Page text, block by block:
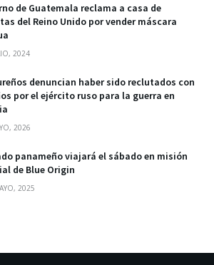
de Guatemala reclama a casa de
del Reino Unido por vender máscara
2024
denuncian haber sido reclutados con
por el ejército ruso para la guerra en
2026
panameño viajará el sábado en misión
de Blue Origin
2025